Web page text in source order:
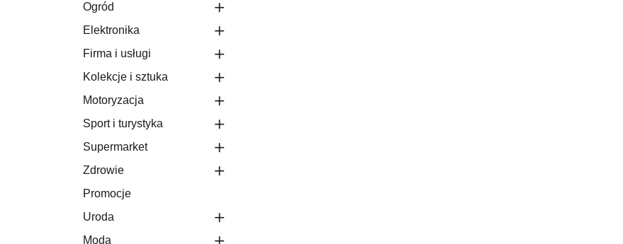
Ogród
Elektronika
Firma i usługi
Kolekcje i sztuka
Motoryzacja
Sport i turystyka
Supermarket
Zdrowie
Promocje
Uroda
Moda